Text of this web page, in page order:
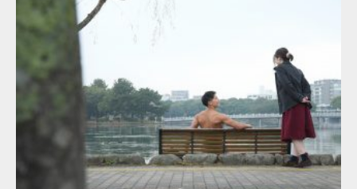
公園のマッチョ AKIHITO(細マッチョ) 背中
ダウンロード